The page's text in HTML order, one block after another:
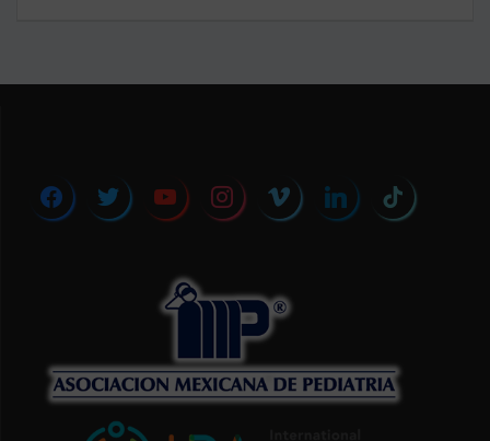
facebook twitter youtube instagramvimeo linkedin tiktok